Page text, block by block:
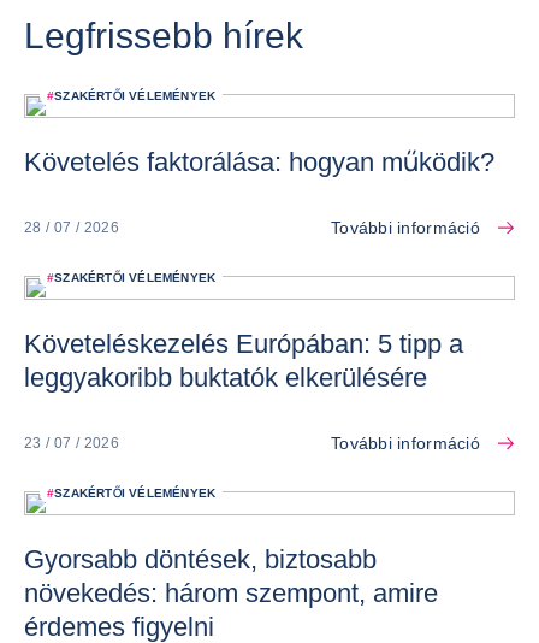
Legfrissebb hírek
#SZAKÉRTŐI VÉLEMÉNYEK
Követelés faktorálása: hogyan működik?
28 / 07 / 2026 További információ
#SZAKÉRTŐI VÉLEMÉNYEK
Követeléskezelés Európában: 5 tipp a
leggyakoribb buktatók elkerülésére
23 / 07 / 2026 További információ
#SZAKÉRTŐI VÉLEMÉNYEK
Gyorsabb döntések, biztosabb
növekedés: három szempont, amire
érdemes figyelni